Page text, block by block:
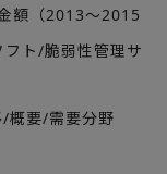
額（2013～2015
ト/脆弱性管理サ
/概要/需要分野